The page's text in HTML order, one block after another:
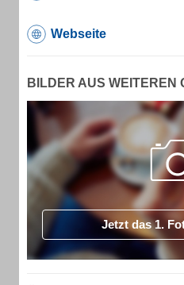
Webseite
BILDER AUS WEITEREN
Jetzt das 1.